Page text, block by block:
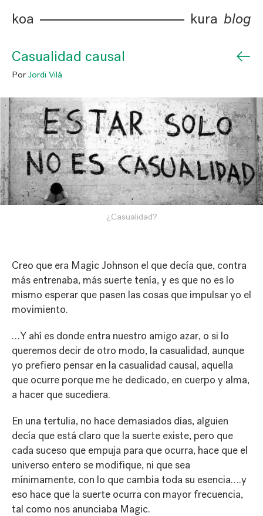
koa kura blog
Casualidad causal ←
Por Jordi Vilá
¿Casualidad?
Creo que era Magic Johnson el que decía que, contra
más entrenaba, más suerte tenía, y es que no es lo
mismo esperar que pasen las cosas que impulsar yo el
movimiento.
…Y ahí es donde entra nuestro amigo azar, o si lo
queremos decir de otro modo, la casualidad, aunque
yo prefiero pensar en la casualidad causal, aquella
que ocurre porque me he dedicado, en cuerpo y alma,
a hacer que sucediera.
En una tertulia, no hace demasiados días, alguien
decía que está claro que la suerte existe, pero que
cada suceso que empuja para que ocurra, hace que el
universo entero se modifique, ni que sea
mínimamente, con lo que cambia toda su esencia….y
eso hace que la suerte ocurra con mayor frecuencia,
tal como nos anunciaba Magic.